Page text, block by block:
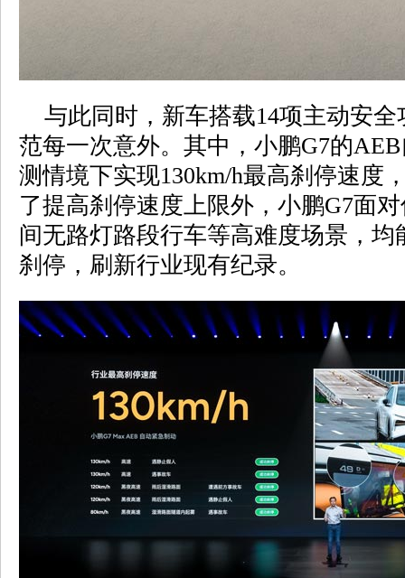
与此同时，新车搭载14项主动安全
范每一次意外。其中，小鹏G7的
测情境下实现130km/h最高刹停速度
了提高刹停速度上限外，小鹏G7面
间无路灯路段行车等高难度场景，均
刹停，刷新行业现有纪录。